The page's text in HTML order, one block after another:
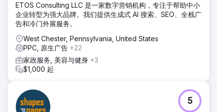
ETOS Consulting LLC 是一家数字营销机构，专注于帮助中小
企业转型为强大品牌。我们提供生成式 AI 搜索、SEO、全栈广
告和冷门外展服务。
West Chester, Pennsylvania, United States
PPC, 原生广告 +22
家政服务, 美容与健身 +3
$1,000 起
5